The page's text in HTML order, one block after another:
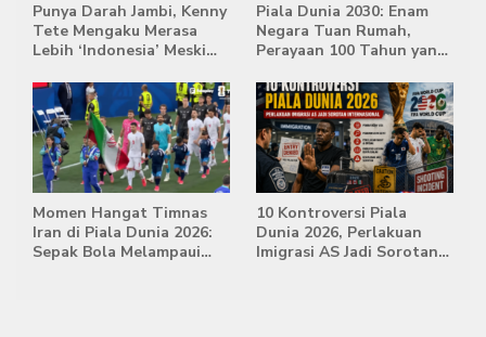
Punya Darah Jambi, Kenny
Tete Mengaku Merasa
Lebih ‘Indonesia’ Meski
Piala Dunia 2030: Enam
Negara Tuan Rumah,
Perayaan 100 Tahun yang
Momen Hangat Timnas
Iran di Piala Dunia 2026:
Sepak Bola Melampaui
10 Kontroversi Piala
Dunia 2026, Perlakuan
Imigrasi AS Jadi Sorotan